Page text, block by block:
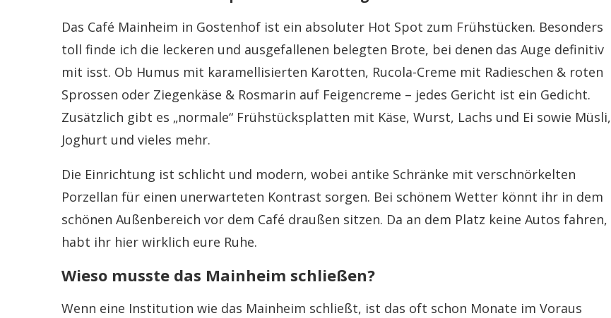
Das Café Mainheim in Gostenhof ist ein absoluter Hot Spot zum Frühstücken. Besonders
toll finde ich die leckeren und ausgefallenen belegten Brote, bei denen das Auge definitiv
mit isst. Ob Humus mit karamellisierten Karotten, Rucola-Creme mit Radieschen & roten
Sprossen oder Ziegenkäse & Rosmarin auf Feigencreme – jedes Gericht ist ein Gedicht.
Zusätzlich gibt es „normale“ Frühstücksplatten mit Käse, Wurst, Lachs und Ei sowie Müsli,
Joghurt und vieles mehr.
Die Einrichtung ist schlicht und modern, wobei antike Schränke mit verschnörkelten
Porzellan für einen unerwarteten Kontrast sorgen. Bei schönem Wetter könnt ihr in dem
schönen Außenbereich vor dem Café draußen sitzen. Da an dem Platz keine Autos fahren,
habt ihr hier wirklich eure Ruhe.
Wieso musste das Mainheim schließen?
Wenn eine Institution wie das Mainheim schließt, ist das oft schon Monate im Voraus